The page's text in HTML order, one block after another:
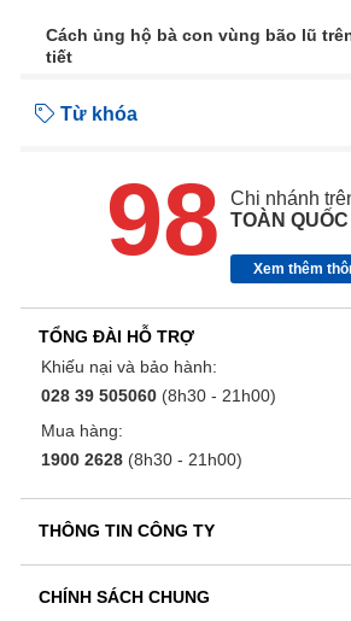
Cách ủng hộ bà con vùng bão lũ
tiết
Từ khóa
98
Chi nhánh
TOÀN QUỐC
Xem thêm
TỔNG ĐÀI HỖ TRỢ
Khiếu nại và bảo hành:
028 39 505060 (8h30 - 21h00)
Mua hàng:
1900 2628 (8h30 - 21h00)
THÔNG TIN CÔNG TY
CHÍNH SÁCH CHUNG